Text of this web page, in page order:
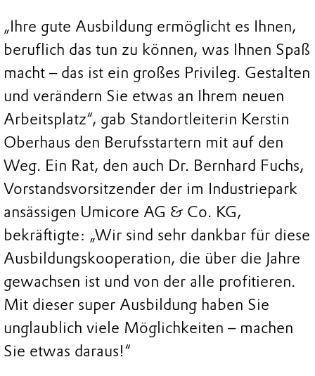
„Ihre gute Ausbildung ermöglicht es Ihnen,
beruflich das tun zu können, was Ihnen Spaß
macht – das ist ein großes Privileg. Gestalten
und verändern Sie etwas an Ihrem neuen
Arbeitsplatz“, gab Standortleiterin Kerstin
Oberhaus den Berufsstartern mit auf den
Weg. Ein Rat, den auch Dr. Bernhard Fuchs,
Vorstandsvorsitzender der im Industriepark
ansässigen Umicore AG & Co. KG,
bekräftigte: „Wir sind sehr dankbar für diese
Ausbildungskooperation, die über die Jahre
gewachsen ist und von der alle profitieren.
Mit dieser super Ausbildung haben Sie
unglaublich viele Möglichkeiten – machen
Sie etwas daraus!“